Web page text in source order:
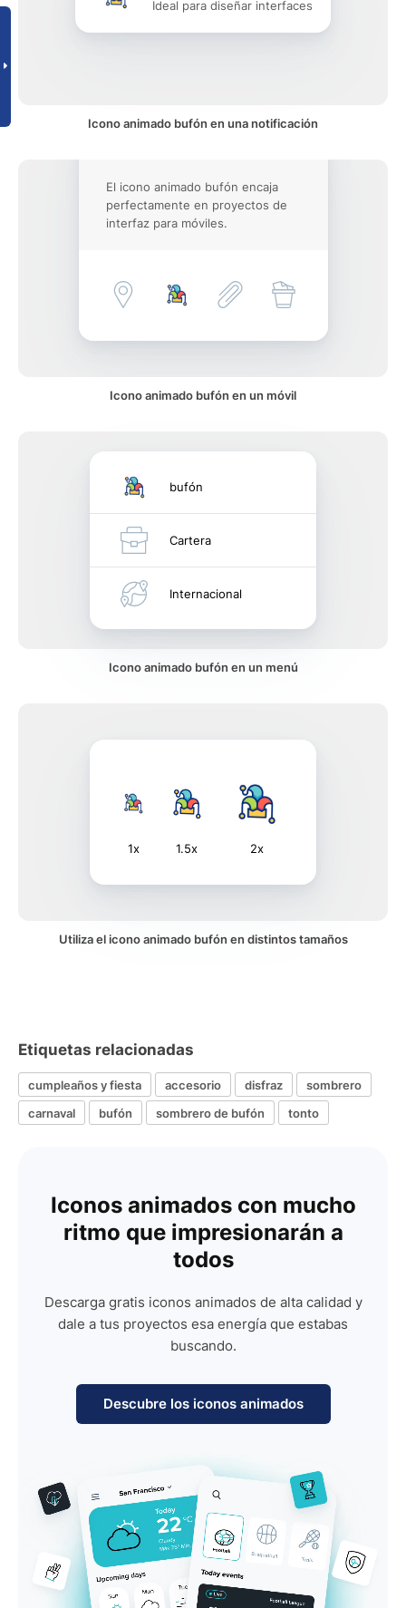
Ideal para diseñar interfaces
Icono animado bufón en una notificación
El icono animado bufón encaja
perfectamente en proyectos de
interfaz para móviles.
Icono animado bufón en un móvil
bufón
Cartera
Internacional
Icono animado bufón en un menú
1x 1.5x 2x
Utiliza el icono animado bufón en distintos tamaños
Etiquetas relacionadas
cumpleaños y fiesta accesorio disfraz
sombrero
carnaval
bufón sombrero de bufón tonto
Iconos animados con mucho
ritmo que impresionarán a
todos
Descarga gratis iconos animados de alta calidad y
dale a tus proyectos esa energía que estabas
buscando.
Descubre los iconos animados